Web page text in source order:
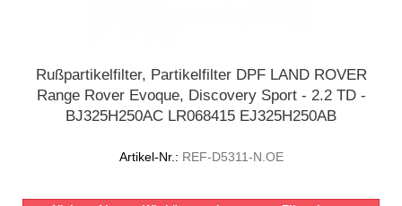
Rußpartikelfilter, Partikelfilter DPF LAND ROVER
Range Rover Evoque, Discovery Sport - 2.2 TD -
BJ325H250AC LR068415 EJ325H250AB
Artikel-Nr.: REF-D5311-N.OE